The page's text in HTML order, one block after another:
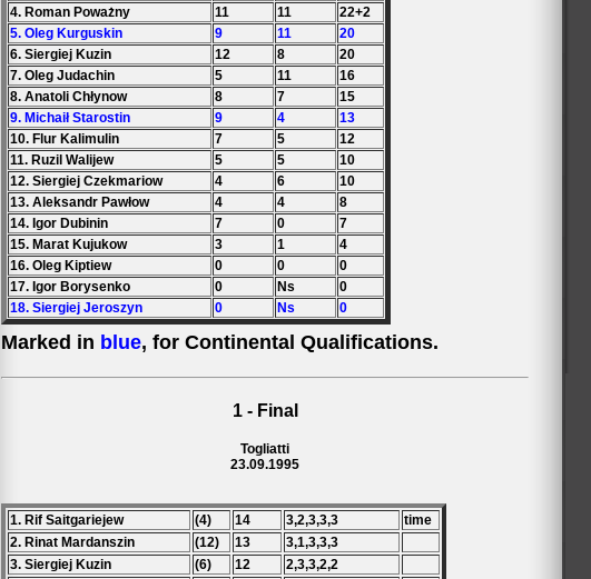
4. Roman Poważny
11 11
22+2
5. Oleg Kurguskin
9 11
20
6. Siergiej Kuzin
12 8
20
7. Oleg Judachin
5 11
16
8. Anatoli Chłynow
8 7
15
9. Michaił Starostin
9 4
13
10. Flur Kalimulin
7 5
12
11. Ruzil Walijew
5 5
10
12. Siergiej Czekmariow
4 6
10
13. Aleksandr Pawłow
4 4
8
14. Igor Dubinin
7 0
7
15. Marat Kujukow
3 1
4
16. Oleg Kiptiew
0 0
0
17. Igor Borysenko
0 Ns
0
18. Siergiej Jeroszyn
0 Ns 0
Marked in blue, for Continental Qualifications.
1 - Final
Togliatti
23.09.1995
1. Rif Saitgariejew (4) 14 3,2,3,3,3
time
2. Rinat Mardanszin
(12) 13
3,1,3,3,3
3. Siergiej Kuzin
(6) 12
2,3,3,2,2